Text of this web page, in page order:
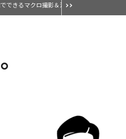
できるマクロ撮影＆深度合成テクニック